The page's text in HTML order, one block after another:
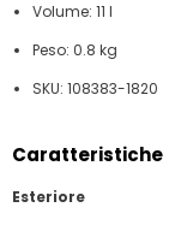
Volume: 11 l
Peso: 0.8 kg
SKU: 108383-1820
Caratteristiche
Esteriore